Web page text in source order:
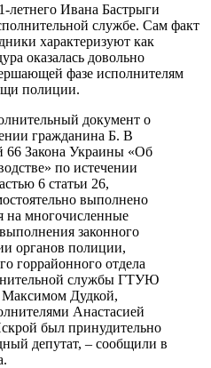
Ивана Бастрыги
службе. Сам факт
характеризуют как
оказалась довольно
фазе исполнителям
полиции.
документ о
гражданина Б. В
66 Закона Украины «Об
по истечении
6 статьи 26,
выполнено
на многочисленные
законного
органов полиции,
горрайонного отдела
службы ГТУЮ
Максимом Дудкой,
Анастасией
был принудительно
депутат, – сообщили в